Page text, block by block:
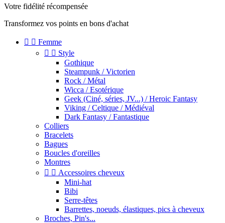
Votre fidélité récompensée
Transformez vos points en bons d'achat
  Femme
  Style
Gothique
Steampunk / Victorien
Rock / Métal
Wicca / Esotérique
Geek (Ciné, séries, JV...) / Heroic Fantasy
Viking / Celtique / Médiéval
Dark Fantasy / Fantastique
Colliers
Bracelets
Bagues
Boucles d'oreilles
Montres
  Accessoires cheveux
Mini-hat
Bibi
Serre-têtes
Barrettes, noeuds, élastiques, pics à cheveux
Broches, Pin's...